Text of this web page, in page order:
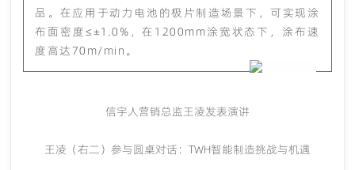
品。在应用于动力电池的极片制造场景下，可实现涂
布面密度≤±1.0%，在1200mm涂宽状态下，涂布速
度高达70m/min。
信宇人营销总监王凌发表演讲
王凌（右二）参与圆桌对话：TWH智能制造挑战与机遇